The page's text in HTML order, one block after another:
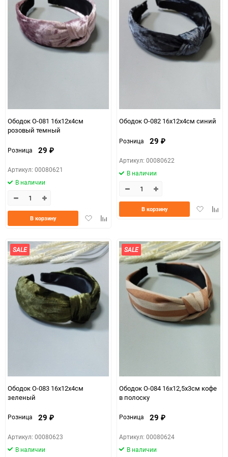
Ободок О-081 16х12х4см
розовый темный
Розница 29 ₽
Артикул: 00080621
В наличии
ДобавитьДобавить
В корзину
Ободок О-082 16х12х4см синий
Розница 29 ₽
Артикул: 00080622
В наличии
Добавить
В корзину
SALE
Ободок О-083 16х12х4см
зеленый
Розница 29 ₽
Артикул: 00080623
В наличии
SALE
Ободок О-084 16х12,5х3см кофе
в полоску
Розница 29 ₽
Артикул: 00080624
В наличии